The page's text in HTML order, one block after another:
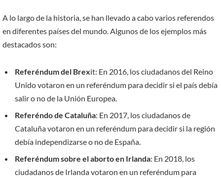
A lo largo de la historia, se han llevado a cabo varios referendos
en diferentes países del mundo. Algunos de los ejemplos más
destacados son:
Referéndum del Brexit: En 2016, los ciudadanos del Reino
Unido votaron en un referéndum para decidir si el país debía
salir o no de la Unión Europea.
Referéndo de Cataluña: En 2017, los ciudadanos de
Cataluña votaron en un referéndum para decidir si la región
debía independizarse o no de España.
Referéndum sobre el aborto en Irlanda: En 2018, los
ciudadanos de Irlanda votaron en un referéndum para